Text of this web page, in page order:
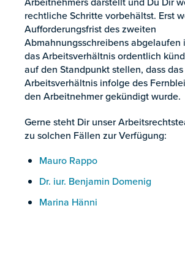
rechtliche Schritte vorbehältst. Erst
Aufforderungsfrist des zweiten
Abmahnungsschreibens abgelaufen
das Arbeitsverhältnis ordentlich
auf den Standpunkt stellen, dass das
Arbeitsverhältnis infolge des
den Arbeitnehmer gekündigt wurde.
Gerne steht Dir unser
zu solchen Fällen zur Verfügung:
Mauro Rappo
Dr. iur. Benjamin Domenig
Marina Hänni